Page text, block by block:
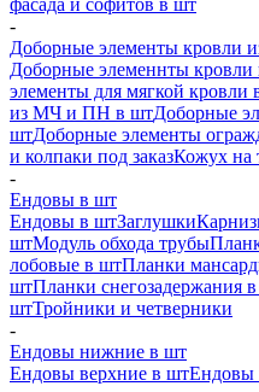
фасада и софитов в шт
-
Доборные элементы
Доборные элеменнты
элементы для мягкой кровли
из МЧ и ПН в штДоборные
штДоборные элементы
и колпаки под заказКожух на
-
Ендовы в шт
Ендовы в штЗаглушки
штМодуль обхода трубы
лобовые в штПланки
штПланки снегозадержания
штТройники и четверники
-
Ендовы нижние в шт
Ендовы верхние в штЕндовы